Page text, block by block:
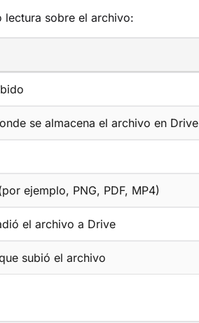
lectura sobre el archivo:
se almacena el archivo en Drive
ejemplo, PNG, PDF, MP4)
el archivo a Drive
subió el archivo